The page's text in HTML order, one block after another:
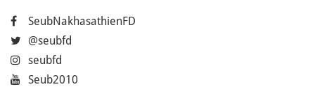
SeubNakhasathienFD
@seubfd
seubfd
Seub2010